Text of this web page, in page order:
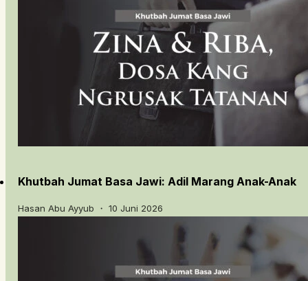
Khutbah Jumat Basa Jawi: Adil Marang Anak-Anak
Hasan Abu Ayyub ・ 10 Juni 2026